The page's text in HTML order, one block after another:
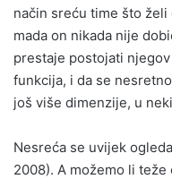
način sreću time što
mada on nikada nije
prestaje postojati
funkcija, i da se
još više dimenzije, u
Nesreća se uvijek
2008). A možemo li